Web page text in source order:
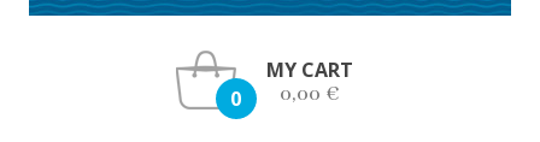
MY CART
0
0,00 €